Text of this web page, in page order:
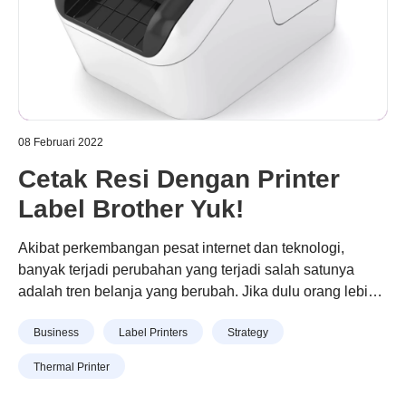
08 Februari 2022
Cetak Resi Dengan Printer
Label Brother Yuk!
Akibat perkembangan pesat internet dan teknologi,
banyak terjadi perubahan yang terjadi salah satunya
adalah tren belanja yang berubah. Jika dulu orang lebih
yang lebih suka berbelanja secara online. Hal ini tidak
Brother Yuk!”
Business Label Printers Strategy
Thermal Printer